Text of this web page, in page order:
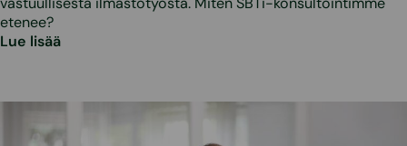
etenee?
Lue lisää